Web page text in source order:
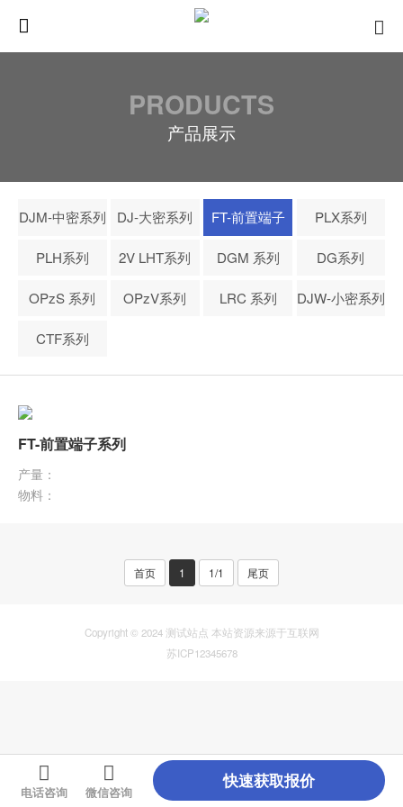
PRODUCTS
产品展示
DJM-中密系列 DJ-大密系列 FT-前置端子 PLX系列
PLH系列 2V LHT系列 DGM 系列 DG系列
OPzS 系列 OPzV系列 LRC 系列 DJW-小密系列
CTF系列
FT-前置端子系列
产量：
物料：
首页 1 1/1 尾页
Copyright © 2024 测试站点 本站资源来源于互联网
苏ICP12345678
电话咨询 微信咨询
快速获取报价